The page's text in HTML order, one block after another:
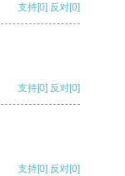
支持[0] 反对[0]
支持[0] 反对[0]
支持[0] 反对[0]